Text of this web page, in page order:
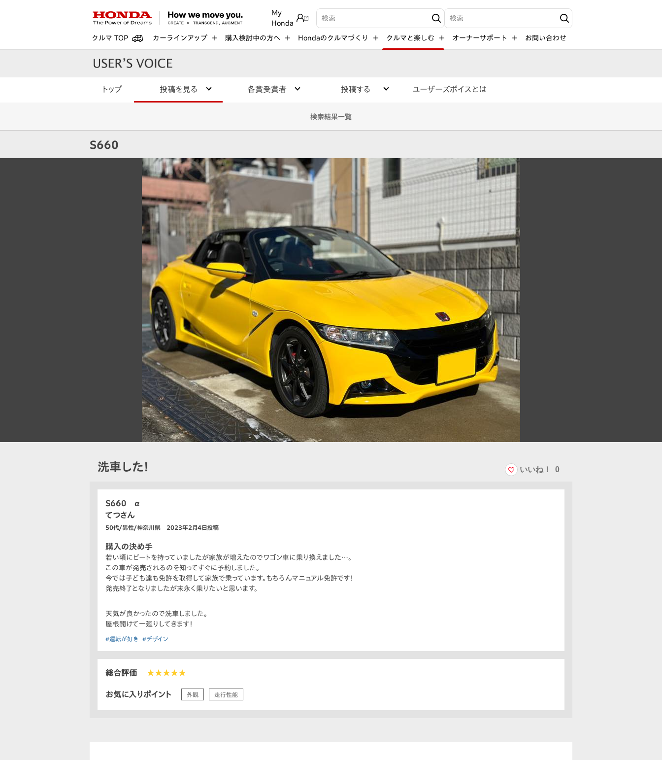
My
Honda
検索キーワード入力 検索キーワード入力
クルマ TOP カーラインアップ 購入検討中の方へ Hondaのクルマづくり クルマと楽しむ オーナーサポート お問い合わせ
トップ 投稿を見る 各賞受賞者 投稿する ユーザーズボイスとは
検索結果一覧
S660
洗車した！ いいね！ 0
S660 α
てつさん
50代/男性/神奈川県 2023年2月4日投稿
購入の決め手
若い頃にビートを持っていましたが家族が増えたのでワゴン車に乗り換えました…。
この車が発売されるのを知ってすぐに予約しました。
今では子ども達も免許を取得して家族で乗っています。もちろんマニュアル免許です！
発売終了となりましたが末永く乗りたいと思います。
天気が良かったので洗車しました。
屋根開けて一廻りしてきます！
#運転が好き #デザイン
総合評価 ★★★★★
お気に入りポイント 外観 走行性能